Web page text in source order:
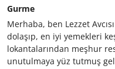
Gurme
Merhaba, ben Lezzet
dolaşıp, en iyi yemekleri
lokantalarından meşhur
unutulmaya yüz tutmuş